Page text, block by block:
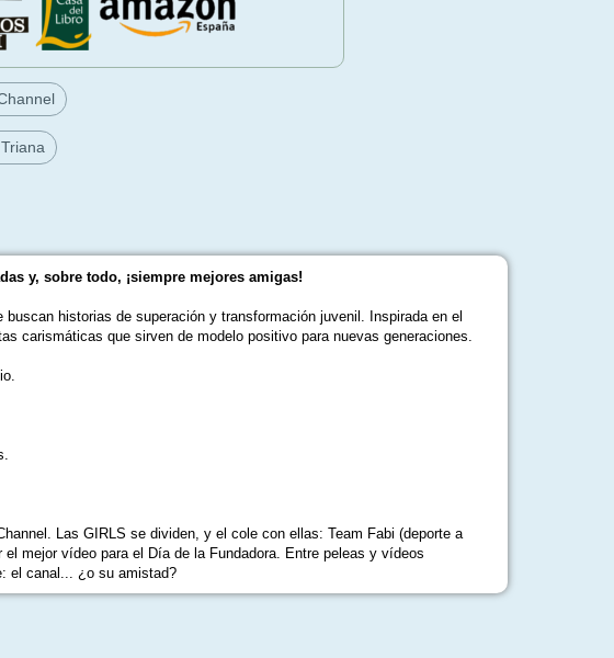
y, sobre todo, ¡siempre mejores amigas!
historias de superación y transformación juvenil. Inspirada en el
carismáticas que sirven de modelo positivo para nuevas generaciones.
Las GIRLS se dividen, y el cole con ellas: Team Fabi (deporte a
mejor vídeo para el Día de la Fundadora. Entre peleas y vídeos
el canal... ¿o su amistad?